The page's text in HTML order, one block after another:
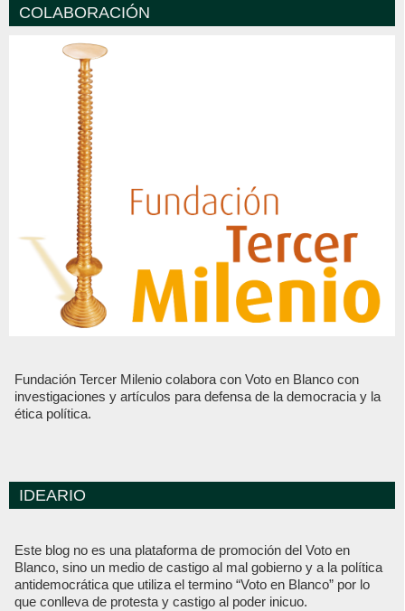
COLABORACIÓN
Fundación Tercer Milenio colabora con Voto en Blanco con
investigaciones y artículos para defensa de la democracia y la
ética política.
IDEARIO
Este blog no es una plataforma de promoción del Voto en
Blanco, sino un medio de castigo al mal gobierno y a la política
antidemocrática que utiliza el termino “Voto en Blanco” por lo
que conlleva de protesta y castigo al poder inicuo.